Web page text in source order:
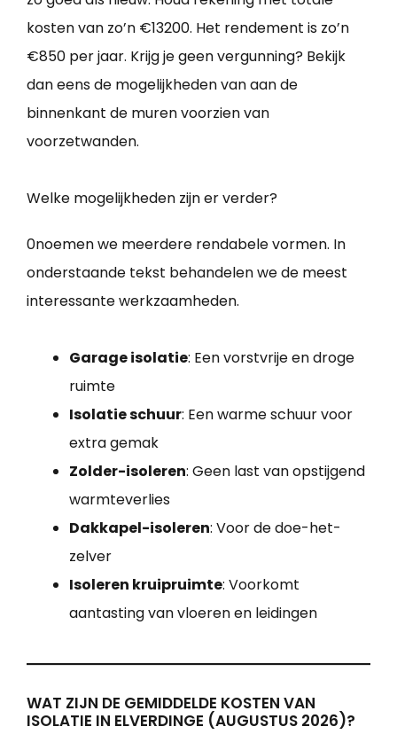
kosten van zo’n €13200. Het rendement is zo’n
€850 per jaar. Krijg je geen vergunning? Bekijk
dan eens de mogelijkheden van aan de
binnenkant de muren voorzien van
voorzetwanden.
Welke mogelijkheden zijn er verder?
0noemen we meerdere rendabele vormen. In
onderstaande tekst behandelen we de meest
interessante werkzaamheden.
Garage isolatie: Een vorstvrije en droge
ruimte
Isolatie schuur: Een warme schuur voor
extra gemak
Zolder-isoleren: Geen last van opstijgend
warmteverlies
Dakkapel-isoleren: Voor de doe-het-
zelver
Isoleren kruipruimte: Voorkomt
aantasting van vloeren en leidingen
WAT ZIJN DE GEMIDDELDE KOSTEN VAN
ISOLATIE IN ELVERDINGE (AUGUSTUS 2026)?